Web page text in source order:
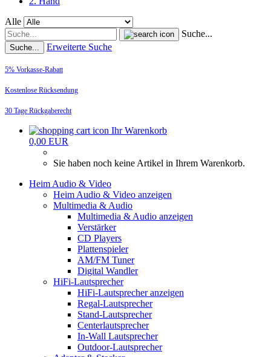
Alle
Suche...
Suche... Erweiterte Suche
5% Vorkasse-Rabatt
Kostenlose Rücksendung
30 Tage Rückgaberecht
Ihr Warenkorb
0,00 EUR
Sie haben noch keine Artikel in Ihrem Warenkorb.
Heim Audio & Video
Heim Audio & Video anzeigen
Multimedia & Audio
Multimedia & Audio anzeigen
Verstärker
CD Players
Plattenspieler
AM/FM Tuner
Digital Wandler
HiFi-Lautsprecher
HiFi-Lautsprecher anzeigen
Regal-Lautsprecher
Stand-Lautsprecher
Centerlautsprecher
In-Wall Lautsprecher
Outdoor-Lautsprecher